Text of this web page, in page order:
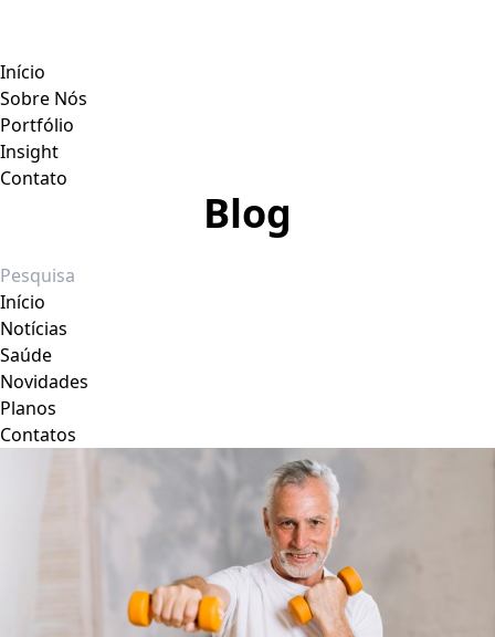
Início
Sobre Nós
Portfólio
Insight
Contato
Blog
Início
Notícias
Saúde
Novidades
Planos
Contatos